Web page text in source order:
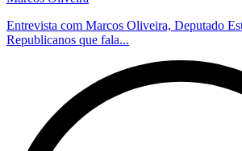
Entrevista com Marcos Oliveira, Deputado
Republicanos que fala...